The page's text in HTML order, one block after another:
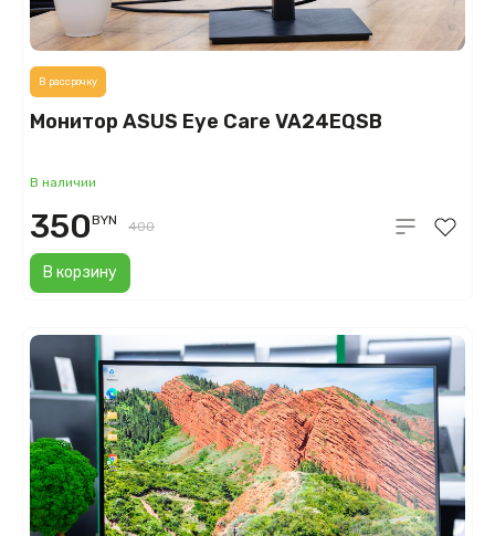
Монитор ASUS Eye Care VA24EQSB
В наличии
В корзину
В рассрочку
350BYN 400